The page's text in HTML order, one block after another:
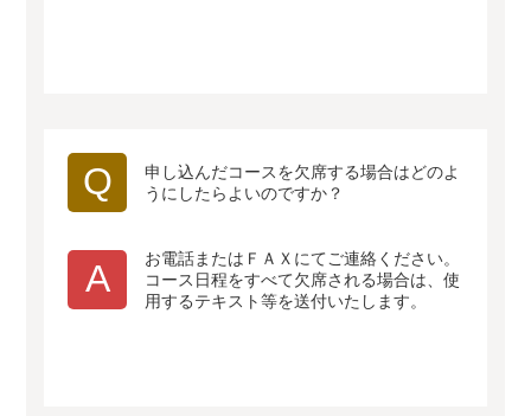
Q
申し込んだコースを欠席する場合はどのよ
うにしたらよいのですか？
A
お電話またはＦＡＸにてご連絡ください。
コース日程をすべて欠席される場合は、使
用するテキスト等を送付いたします。